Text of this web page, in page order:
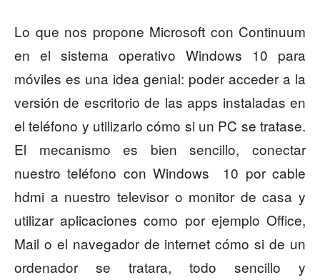
Lo que nos propone Microsoft con Continuum
en el sistema operativo Windows 10 para
móviles es una idea genial: poder acceder a la
versión de escritorio de las apps instaladas en
el teléfono y utilizarlo cómo si un PC se tratase.
El mecanismo es bien sencillo, conectar
nuestro teléfono con Windows 10 por cable
hdmi a nuestro televisor o monitor de casa y
utilizar aplicaciones como por ejemplo Office,
Mail o el navegador de internet cómo si de un
ordenador se tratara, todo sencillo y